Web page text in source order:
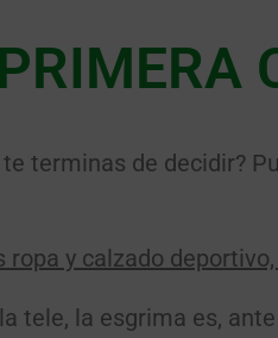
PRIMERA
terminas de decidir?
y calzado
tele, la esgrima es,